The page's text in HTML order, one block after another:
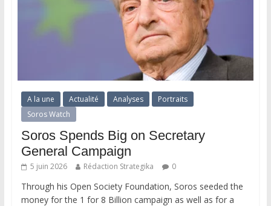
A la une Actualité Analyses
Portraits
Soros Watch
Soros Spends Big on Secretary
General Campaign
5 juin 2026 Rédaction Strategika 0
Through his Open Society Foundation, Soros seeded the
money for the 1 for 8 Billion campaign as well as for a